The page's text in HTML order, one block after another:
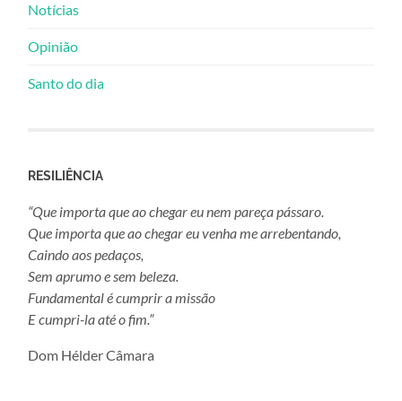
Notícias
Opinião
Santo do dia
RESILIÊNCIA
“Que importa que ao chegar eu nem pareça pássaro.
Que importa que ao chegar eu venha me arrebentando,
Caindo aos pedaços,
Sem aprumo e sem beleza.
Fundamental é cumprir a missão
E cumpri-la até o fim.”
Dom Hélder Câmara